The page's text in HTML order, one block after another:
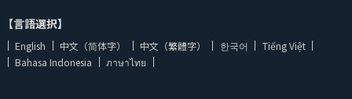
【言語選択】
English 中文（简体字） 中文（繁體字） 한국어
Tiếng Việt
Bahasa Indonesia
ภาษาไทย